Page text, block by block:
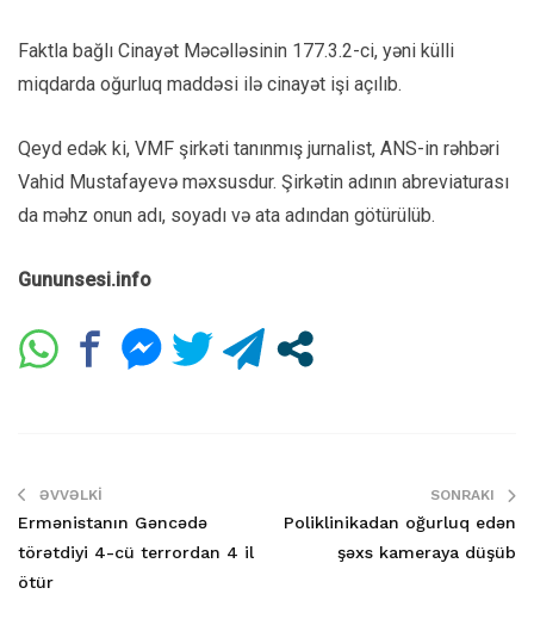
Faktla bağlı Cinayət Məcəlləsinin 177.3.2-ci, yəni külli
miqdarda oğurluq maddəsi ilə cinayət işi açılıb.
Qeyd edək ki, VMF şirkəti tanınmış jurnalist, ANS-in rəhbəri
Vahid Mustafayevə məxsusdur. Şirkətin adının abreviaturası
da məhz onun adı, soyadı və ata adından götürülüb.
Gununsesi.info
ƏVVƏLKI
Ermənistanın Gəncədə
törətdiyi 4-cü terrordan 4 il
ötür
SONRAKI
Poliklinikadan oğurluq edən
şəxs kameraya düşüb